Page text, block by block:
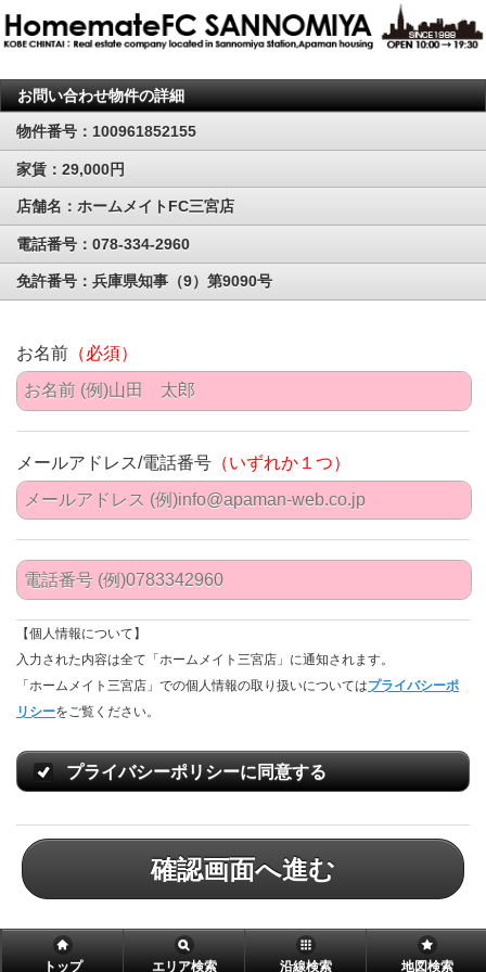
お問い合わせ物件の詳細
物件番号：100961852155
家賃：29,000円
店舗名：ホームメイトFC三宮店
電話番号：078-334-2960
免許番号：兵庫県知事（9）第9090号
お名前 （必須）
メールアドレス/電話番号 （いずれか１つ）
【個人情報について】
入力された内容は全て「ホームメイト三宮店」に通知されます。
「ホームメイト三宮店」での個人情報の取り扱いについてはプライバシーポ
リシーをご覧ください。
プライバシーポリシーに同意する
確認画面へ進む
トップ エリア検索 沿線検索 地図検索